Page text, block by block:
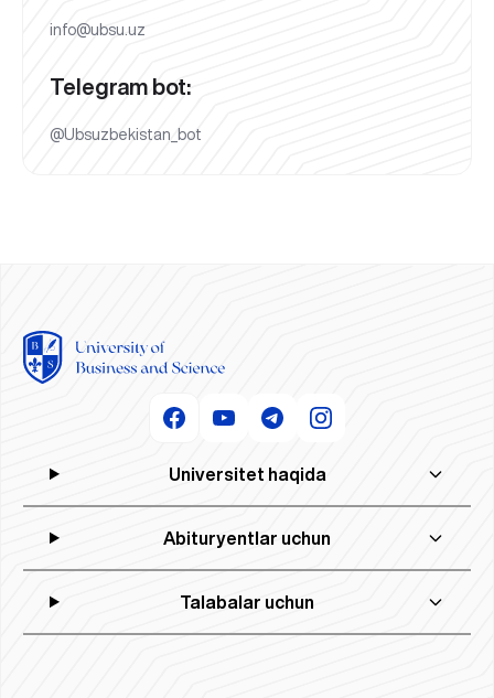
info@ubsu.uz
Telegram bot:
@Ubsuzbekistan_bot
Universitet haqida
Abituryentlar uchun
Talabalar uchun